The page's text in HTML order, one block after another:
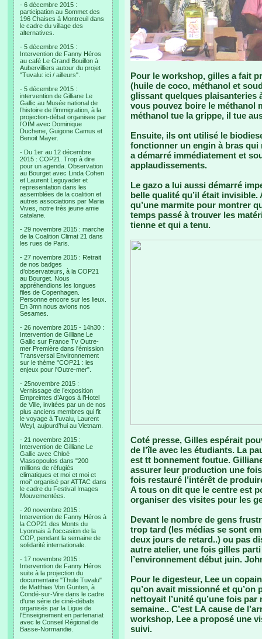
- 6 décembre 2015 :
participation au Sommet des
196 Chaises à Montreuil dans
le cadre du village des
alternatives.
- 5 décembre 2015 :
Intervention de Fanny Héros
au café Le Grand Bouillon à
Aubervilliers autour du projet
"Tuvalu: ici / ailleurs".
- 5 décembre 2015 :
intervention de Gilliane Le
Gallic au Musée national de
l’histoire de l’immigration, à la
projection-débat organisee par
l’OIM avec Dominique
Duchene, Guigone Camus et
Benoit Mayer.
- Du 1er au 12 décembre
2015 : COP21. Trop à dire
pour un agenda. Observation
au Bourget avec Linda Cohen
et Laurent Leguyader et
representation dans les
assemblées de la coalition et
autres associations par Maria
Vives, notre très jeune amie
catalane.
- 29 novembre 2015 : marche
de la Coalition Climat 21 dans
les rues de Paris.
- 27 novembre 2015 : Retrait
de nos badges
d’observateurs, à la COP21
au Bourget. Nous
appréhendions les longues
files de Copenhagen.
Personne encore sur les lieux.
En 3mn nous avions nos
Sesames.
- 26 novembre 2015 - 14h30 :
Intervention de Gilliane Le
Gallic sur France Tv Outre-
mer Première dans l'émission
Transversal Environnement
sur le thème "COP21 : les
enjeux pour l'Outre-mer".
- 25novembre 2015 :
Vernissage de l’exposition
Empreintes d’Argos à l’Hotel
de Ville, invitées par un de nos
plus anciens membres qui fit
le voyage à Tuvalu, Laurent
Weyl, aujourd’hui au Vietnam.
- 21 novembre 2015 :
Intervention de Gilliane Le
Gallic avec Chloé
Vlassopoulos dans "200
millions de réfugiés
climatiques et moi et moi et
moi" organisé par ATTAC dans
le cadre du Festival Images
Mouvementées.
- 20 novembre 2015 :
Intervention de Fanny Héros à
la COP21 des Monts du
Lyonnais à l'occasion de la
COP, pendant la semaine de
solidarité internationale.
- 17 novembre 2015 :
Intervention de Fanny Héros
suite à la projection du
documentaire "Thule Tuvalu"
de Matthias Von Gunten, à
Condé-sur-Vire dans le cadre
d'une série de ciné-débats
organisés par la Ligue de
l'Enseignement en partenariat
avec le Conseil Régional de
Basse-Normandie.
Pour le workshop, gilles a fait
(huile de coco, méthanol et
glissant quelques plaisanteries
vous pouvez boire le méthanol
méthanol tue la grippe, il tue
Ensuite, ils ont utilisé le
fonctionner un engin à bras qui
a démarré immédiatement et
applaudissements.
Le gazo a lui aussi démarré
belle qualité qu’il était
qu’une marmite pour montrer
temps passé à trouver les
tienne et qui a tenu.
Coté presse, Gilles espérait
de l’île avec les étudiants. La
est tt bonnement foutue.
assurer leur production une
fois restauré l’intérêt de
A tous on dit que le centre est
organiser des visites pour les
Devant le nombre de gens
trop tard (les médias se sont
deux jours de retard..) ou pas
autre atelier, une fois gilles
l’environnement début juin.
Pour le digesteur, Lee un
qu’on avait missionné et qu’on
nettoyait l’unité qu’une fois
semaine.. C’est LA cause de
workshop, Lee a proposé une
suivi.